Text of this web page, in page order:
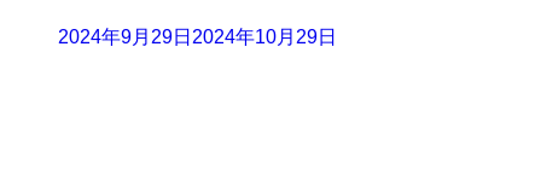
2024年9月29日 2024年10月29日